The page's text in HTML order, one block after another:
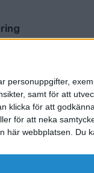
samt för att
för att
för att neka
webbplatsen.